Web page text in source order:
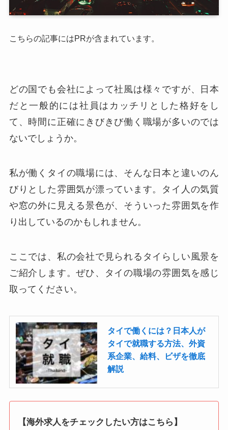
こちらの記事にはPRが含まれています。
どの国でも会社によって社風は様々ですが、日本
だと一般的には社員はカッチリとした格好をし
て、時間に正確にきびきび働く職場が多いのでは
ないでしょうか。
私が働くタイの職場には、そんな日本と違いのん
びりとした雰囲気が漂っています。タイ人の気質
や窓の外に見える景色が、そういった雰囲気を作
り出しているのかもしれません。
ここでは、私の会社で見られるタイらしい風景を
ご紹介します。ぜひ、タイの職場の雰囲気を感じ
取ってください。
タイで働くには？日本人が
タイで就職する方法、外資
系企業、給料、ビザを徹底
解説
【海外求人をチェックしたい方はこちら】